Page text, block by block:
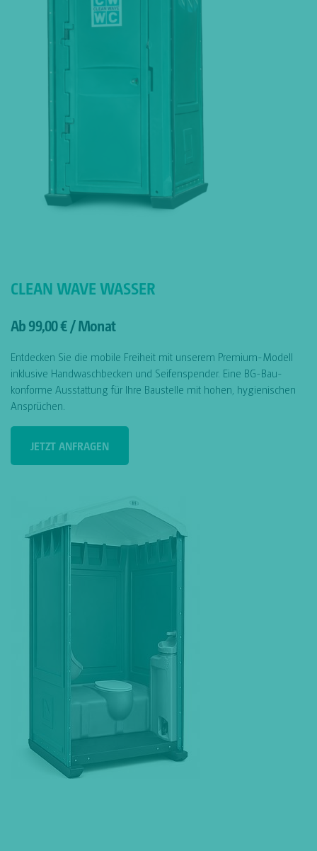
CLEAN WAVE WASSER
Ab 99,00 € / Monat
Entdecken Sie die mobile Freiheit mit unserem Premium-Modell
inklusive Handwaschbecken und Seifenspender. Eine BG-Bau-
konforme Ausstattung für Ihre Baustelle mit hohen, hygienischen
Ansprüchen.
JETZT ANFRAGEN